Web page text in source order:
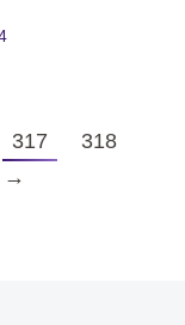
317
318
→